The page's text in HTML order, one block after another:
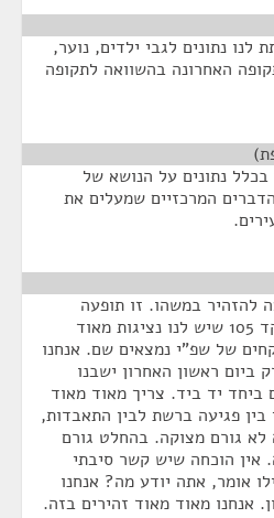
נתונים לגבי ילדים, נוער,
האחרונה בהשוואה לתקופה
נתונים על הנושא של
המרכזיים שמעלים את
להזהיר במשהו. זו תופעה
חמורה ובשביל זה הוקם מוקד 105 שיש לנו נציגות מאוד
של שפ"י נמצאים שם. אנחנו
ביום ראשון האחרון ישבנו
ביחד יד ביד. צריך מאוד מאוד
פגיעה ברשת לבין התאבדות,
גורם מצוקה. בהחלט גורם
אין הוכחה שיש קשר סיבתי
אומר, אתה יודע מה? אנחנו
אנחנו מאוד מאוד זהירים בזה.